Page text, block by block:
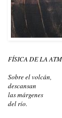
FÍSICA DE LA
Sobre el volcán,
descansan
las márgenes
del río.